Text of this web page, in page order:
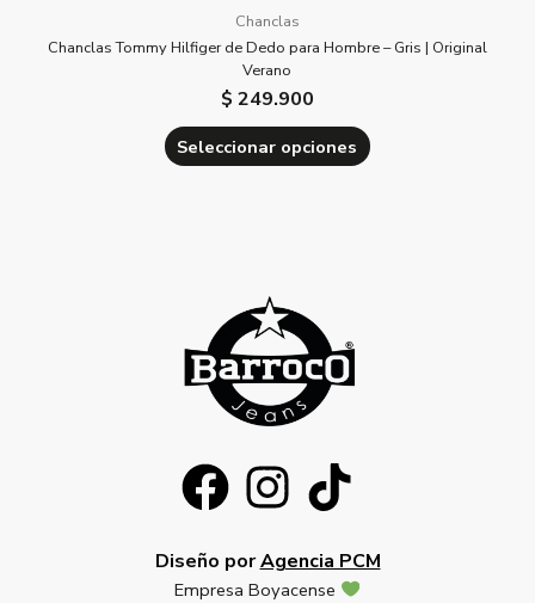
Chanclas
Chanclas Tommy Hilfiger de Dedo para Hombre – Gris | Original
Verano
$ 249.900
Seleccionar opciones
Diseño porAgencia PCM
Empresa Boyacense